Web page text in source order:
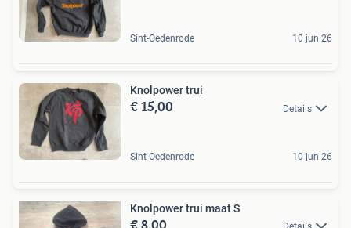
Sint-Oedenrode 10 jun 26
Knolpower trui
€ 15,00 Details
Sint-Oedenrode 10 jun 26
Knolpower trui maat S